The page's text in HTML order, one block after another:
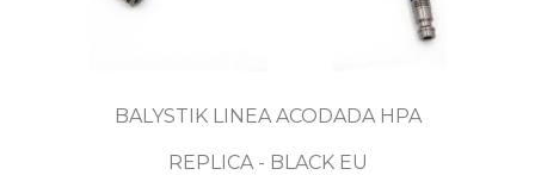
BALYSTIK LINEA ACODADA HPA
REPLICA - BLACK EU